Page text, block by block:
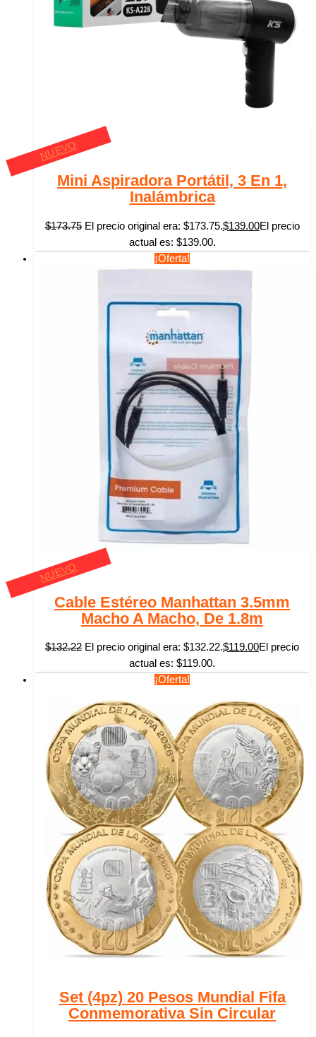
NUEVO
Mini Aspiradora Portátil, 3 En 1,
Inalámbrica
$173.75 El precio original era: $173.75.$139.00El precio
actual es: $139.00.
¡Oferta!
NUEVO
Cable Estéreo Manhattan 3.5mm
Macho A Macho, De 1.8m
$132.22 El precio original era: $132.22.$119.00El precio
actual es: $119.00.
¡Oferta!
Set (4pz) 20 Pesos Mundial Fifa
Conmemorativa Sin Circular